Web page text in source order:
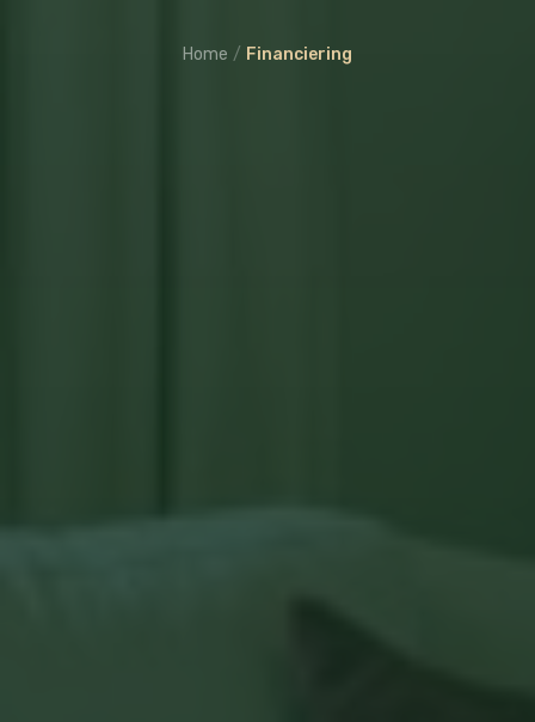
Home / Financiering